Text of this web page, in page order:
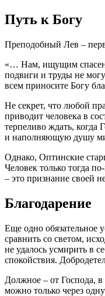
Путь к Богу
Преподобный Лев –
«… Нам, ищущим
подвиги и труды не
всем приносите Богу
Не секрет, что любой
приводит человека в
терпеливо ждать,
и наполняющую душу
Однако, Оптинские
Человек только тогда
– это признание своей
Благодарение
Еще одно обязательное
сравнить со светом,
не удалось усмирить в
спокойствия.
Должное – от Господа,
можно только через